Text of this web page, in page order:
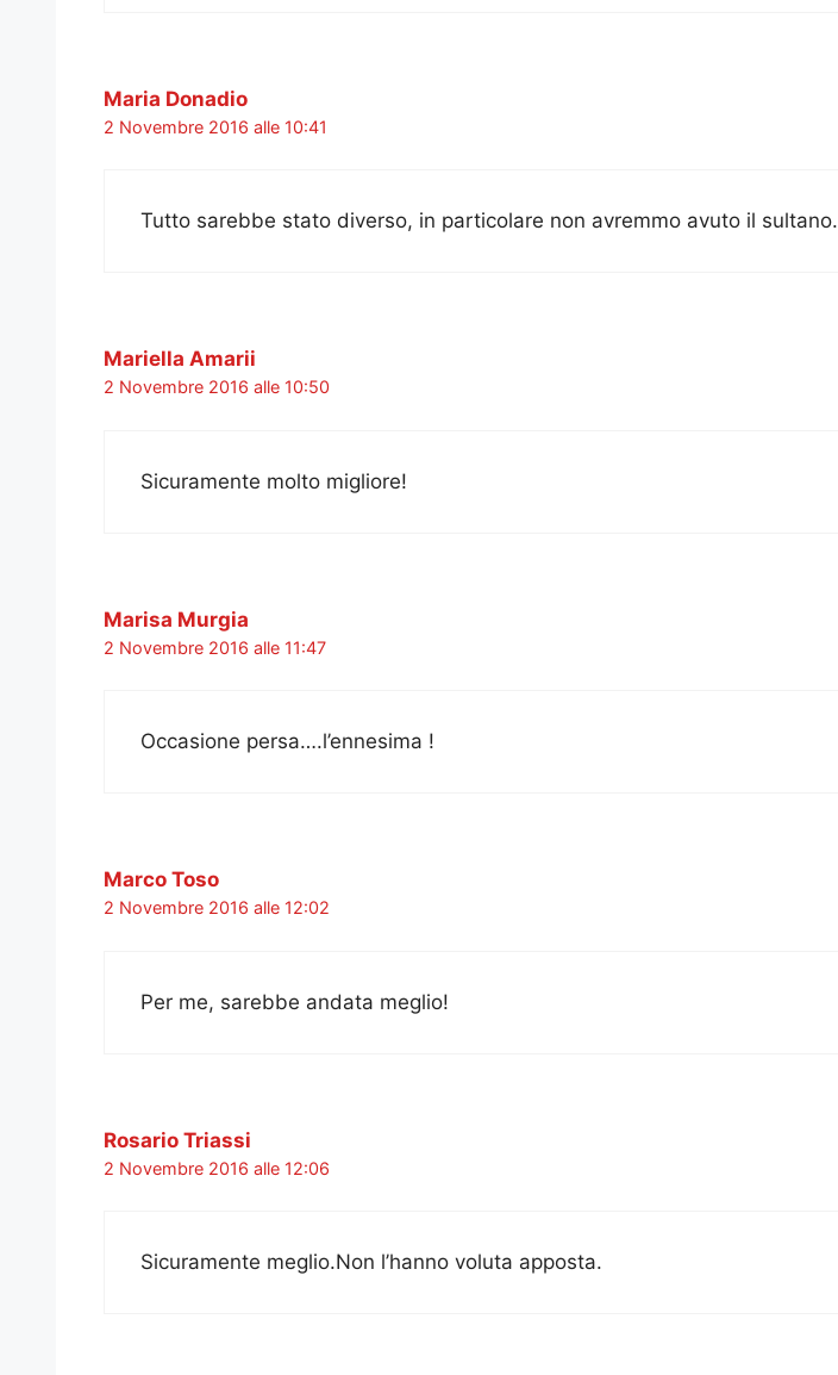
Maria Donadio
2 Novembre 2016 alle 10:41
Tutto sarebbe stato diverso, in particolare non avremmo avuto il sultano.
Mariella Amarii
2 Novembre 2016 alle 10:50
Sicuramente molto migliore!
Marisa Murgia
2 Novembre 2016 alle 11:47
Occasione persa….l’ennesima !
Marco Toso
2 Novembre 2016 alle 12:02
Per me, sarebbe andata meglio!
Rosario Triassi
2 Novembre 2016 alle 12:06
Sicuramente meglio.Non l’hanno voluta apposta.